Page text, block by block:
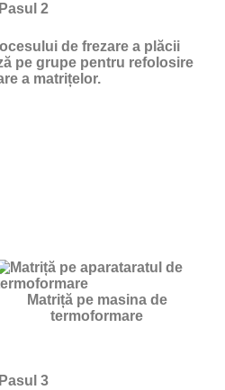
Pasul 2
de frezare a plăcii
pe grupe pentru refolosire
a matrițelor.
Matriță pe masina de
termoformare
Pasul 3